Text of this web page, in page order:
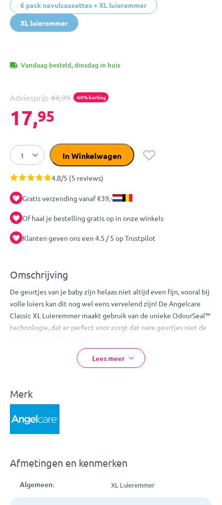
6 pack navulcassettes + XL luieremmer
XL luieremmer
Vandaag besteld, dinsdag in huis
Adviesprijs 44,99 -60% korting
17,95
In Winkelwagen
4.8/5 (5 reviews)
Gratis verzending vanaf €39,-
Of haal je bestelling gratis op in onze winkels
Klanten geven ons een 4.5 / 5 op Trustpilot
Omschrijving
De geurtjes van je baby zijn helaas niet altijd even fijn, vooral bij
volle luiers kan dit nog wel eens vervelend zijn! De Angelcare
Classic XL Luieremmer maakt gebruik van de unieke OdourSeal™
technologie, dat er perfect voor zorgt dat nare geurtjes niet de
Hij is dankzij het push & lock systeem erg eenvoudig in gebruik.
Je legt de volle luier in de luieremmer en sluit deze vervolgens
ontsnappen er geen nare geurtjes. Deze luieremmer wordt
standaard geleverd met
een maand mee vooruit. Extra navulcassettes zijn
verkrijgbaar
Dankzij het vernieuwde ontwerp worden luiers niet individueel
verpakt, dit betekent dat de navulcassette langer meegaat en je
Lees meer
Merk
Afmetingen en kenmerken
Algemeen: XL Luieremmer